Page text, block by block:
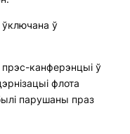
ўключана ў
прэс-канферэнцыі ў
флота
парушаны праз